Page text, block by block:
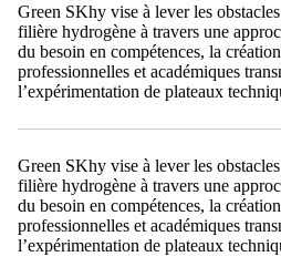
Green SKhy vise à lever les
filière hydrogène à travers une
du besoin en compétences, la
professionnelles et académiques
l’expérimentation de plateaux
Green SKhy vise à lever les
filière hydrogène à travers une
du besoin en compétences, la
professionnelles et académiques
l’expérimentation de plateaux